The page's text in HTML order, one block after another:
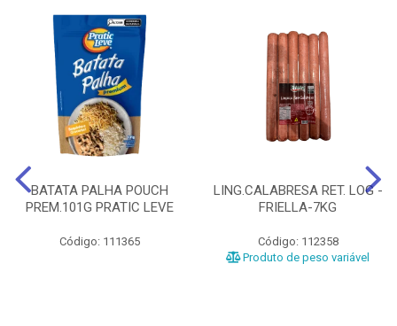
BATATA PALHA POUCH
PREM.101G PRATIC LEVE
Código: 111365
LING.CALABRESA RET. LOG -
FRIELLA-7KG
Código: 112358
Produto de peso variável